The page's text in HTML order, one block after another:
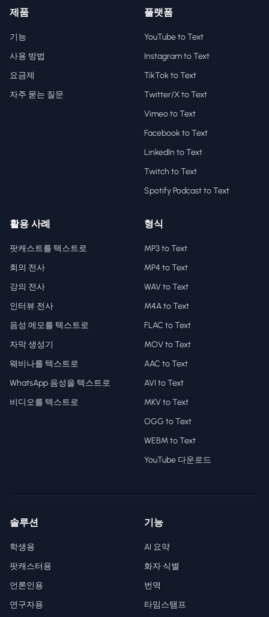
제품
기능
사용 방법
요금제
자주 묻는 질문
플랫폼
YouTube to Text
Instagram to Text
TikTok to Text
Twitter/X to Text
Vimeo to Text
Facebook to Text
LinkedIn to Text
Twitch to Text
Spotify Podcast to Text
활용 사례
팟캐스트를 텍스트로
회의 전사
강의 전사
인터뷰 전사
음성 메모를 텍스트로
자막 생성기
웨비나를 텍스트로
WhatsApp 음성을 텍스트로
비디오를 텍스트로
형식
MP3 to Text
MP4 to Text
WAV to Text
M4A to Text
FLAC to Text
MOV to Text
AAC to Text
AVI to Text
MKV to Text
OGG to Text
WEBM to Text
YouTube 다운로드
솔루션
학생용
팟캐스터용
언론인용
연구자용
기능
AI 요약
화자 식별
번역
타임스탬프